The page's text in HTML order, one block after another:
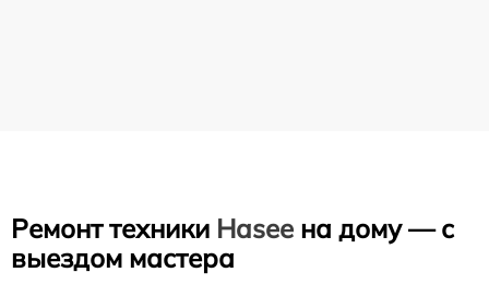
Ремонт техники Hasee на дому — с
выездом мастера